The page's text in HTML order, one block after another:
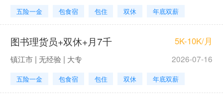
五险一金 包食宿 包住 双休 年底双薪
图书理货员+双休+月7千 5K-10K/月
镇江市 | 无经验 | 大专 2026-07-16
五险一金 包食宿 包住 双休 年底双薪